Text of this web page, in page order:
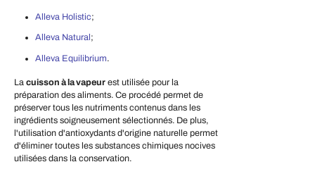
Alleva Holistic;
Alleva Natural ;
Alleva Equilibrium.
La cuisson à la vapeur est utilisée pour la
préparation des aliments. Ce procédé permet de
préserver tous les nutriments contenus dans les
ingrédients soigneusement sélectionnés. De plus,
l'utilisation d'antioxydants d'origine naturelle permet
d'éliminer toutes les substances chimiques nocives
utilisées dans la conservation.